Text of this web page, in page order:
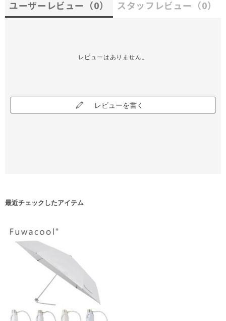
ユーザーレビュー （0） スタッフレビュー （0）
レビューはありません。
レビューを書く
最近チェックしたアイテム